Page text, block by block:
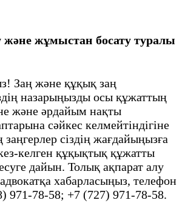
және жұмыстан босату туралы
Заң және құқық заң
назарыңызды осы құжаттың
және әрдайым нақты
сәйкес келмейтіндігіне
заңгерлер сіздің жағдайыңызға
келген құқықтық құжатты
дайын. Толық ақпарат алу
хабарласыңыз, телефон
971-78-58; +7 (727) 971-78-58.